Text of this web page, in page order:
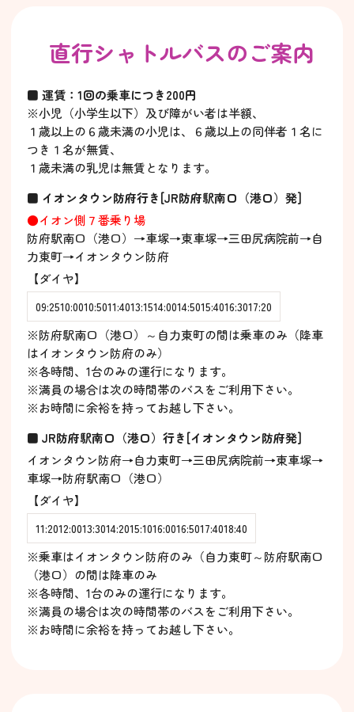
直行シャトルバスのご案内
■ 運賃：1回の乗車につき200円
※小児（小学生以下）及び障がい者は半額、
１歳以上の６歳未満の小児は、６歳以上の同伴者１名に
つき１名が無賃、
１歳未満の乳児は無賃となります。
■ イオンタウン防府行き[JR防府駅南口（港口）発]
●イオン側７番乗り場
防府駅南口（港口）→車塚→東車塚→三田尻病院前→自
力東町→イオンタウン防府
【ダイヤ】
09:2510:0010:5011:4013:1514:0014:5015:4016:3017:20
※防府駅南口（港口）～自力東町の間は乗車のみ（降車
はイオンタウン防府のみ）
※各時間、1台のみの運行になります。
※満員の場合は次の時間帯のバスをご利用下さい。
※お時間に余裕を持ってお越し下さい。
■ JR防府駅南口（港口）行き[イオンタウン防府発]
イオンタウン防府→自力東町→三田尻病院前→東車塚→
車塚→防府駅南口（港口）
【ダイヤ】
11:2012:0013:3014:2015:1016:0016:5017:4018:40
※乗車はイオンタウン防府のみ（自力東町～防府駅南口
（港口）の間は降車のみ
※各時間、1台のみの運行になります。
※満員の場合は次の時間帯のバスをご利用下さい。
※お時間に余裕を持ってお越し下さい。